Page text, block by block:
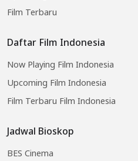
Film Terbaru
Daftar Film Indonesia
Now Playing Film Indonesia
Upcoming Film Indonesia
Film Terbaru Film Indonesia
Jadwal Bioskop
BES Cinema